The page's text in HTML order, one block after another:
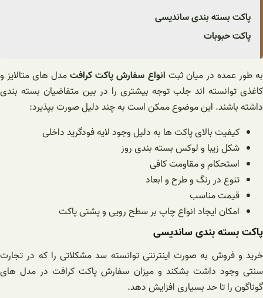
پاکت بسته بندی ساندیسی
پاکت حبوبات
به طور عمده در میان ثبت انواع سفارش پاکت کرافتمدل های متالایز و
کاغذی توانسته اند جلب توجه بیشتری را در بین متقاضیان بسته بندی
داشته باشند. این موضوع ممکن است به چند دلیل صورت بپذیرد:
کیفیت بالای پاکت ها به دلیل وجود لایه فودگرید داخلی
شکل زیبا و لوکس بسته بندی روز
استحکام و مقاومت کافی
تنوع در رنگ و طرح و ابعاد
قیمت مناسب
امکان ایجاد انواع چاپ بر سطح رویی و پشتی پاکت
پاکت بسته بندی ساندیسی
خرید و فروش به صورت اینترنتی توانسته سد مشکلاتی را که در تجارت
سنتی وجود داشت بشکند و میزان سفارش پاکت کرافت در مدل های
گوناگون را تا حد بسیاری افزایش دهد.